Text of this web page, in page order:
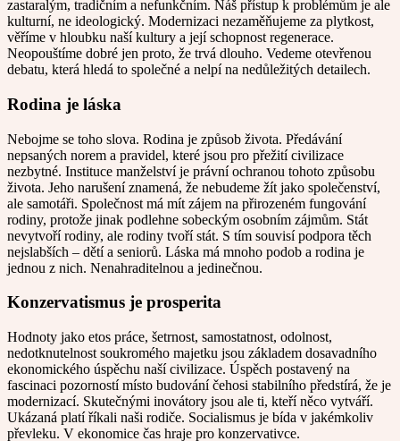
zastaralým, tradičním a nefunkčním. Náš přístup k problémům je ale
kulturní, ne ideologický. Modernizaci nezaměňujeme za plytkost,
věříme v hloubku naší kultury a její schopnost regenerace.
Neopouštíme dobré jen proto, že trvá dlouho. Vedeme otevřenou
debatu, která hledá to společné a nelpí na nedůležitých detailech.
Rodina je láska
Nebojme se toho slova. Rodina je způsob života. Předávání
nepsaných norem a pravidel, které jsou pro přežití civilizace
nezbytné. Instituce manželství je právní ochranou tohoto způsobu
života. Jeho narušení znamená, že nebudeme žít jako společenství,
ale samotáři. Společnost má mít zájem na přirozeném fungování
rodiny, protože jinak podlehne sobeckým osobním zájmům. Stát
nevytvoří rodiny, ale rodiny tvoří stát. S tím souvisí podpora těch
nejslabších – dětí a seniorů. Láska má mnoho podob a rodina je
jednou z nich. Nenahraditelnou a jedinečnou.
Konzervatismus je prosperita
Hodnoty jako etos práce, šetrnost, samostatnost, odolnost,
nedotknutelnost soukromého majetku jsou základem dosavadního
ekonomického úspěchu naší civilizace. Úspěch postavený na
fascinaci pozorností místo budování čehosi stabilního předstírá, že je
modernizací. Skutečnými inovátory jsou ale ti, kteří něco vytváří.
Ukázaná platí říkali naši rodiče. Socialismus je bída v jakémkoliv
převleku. V ekonomice čas hraje pro konzervativce.